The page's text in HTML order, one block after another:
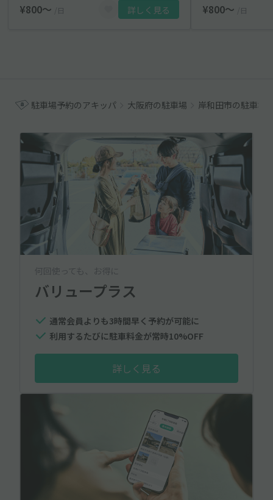
¥800〜 /日 詳しく見る ¥800〜 /日
駐車場予約のアキッパ 大阪府の駐車場 岸和田市の駐車場
何回使っても、お得に
バリュープラス
通常会員よりも3時間早く予約が可能に
利用するたびに駐車料金が常時10%OFF
詳しく見る